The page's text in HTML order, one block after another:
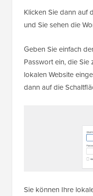
Klicken Sie dann auf
und Sie sehen die
Geben Sie einfach
Passwort ein, die
lokalen Website
dann auf die
Sie können Ihre